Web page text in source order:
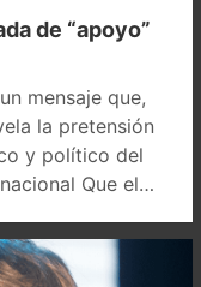
de “apoyo”
mensaje que,
la pretensión
y político del
Que el…